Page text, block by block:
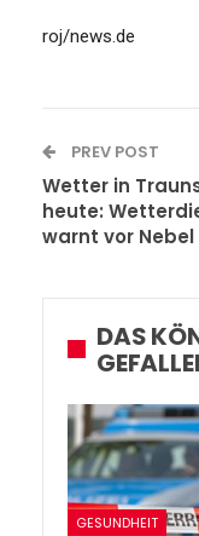
roj/news.de
PREV POST
Wetter in
heute:
warnt vor Nebel
DAS
GESUNDHEIT